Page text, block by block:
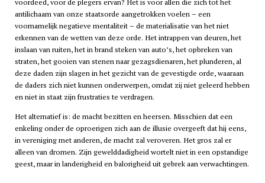
voordeed, voor de plegers ervan? Het is voor allen die zich tot het
antilichaam van onze staatsorde aangetrokken voelen – een
voornamelijk negatieve mentaliteit – de materialisatie van het niet
erkennen van de wetten van deze orde. Het intrappen van deuren, het
inslaan van ruiten, het in brand steken van auto’s, het opbreken van
straten, het gooien van stenen naar gezagsdienaren, het plunderen, al
deze daden zijn slagen in het gezicht van de gevestigde orde, waaraan
de daders zich niet kunnen onderwerpen, omdat zij niet geleerd hebben
en niet in staat zijn frustraties te verdragen.
Het alternatief is: de macht bezitten en heersen. Misschien dat een
enkeling onder de oproerigen zich aan de illusie overgeeft dat hij eens,
in vereniging met anderen, de macht zal veroveren. Het gros zal er
alleen van dromen. Zijn gewelddadigheid wortelt niet in een opstandige
geest, maar in landerigheid en balorigheid uit gebrek aan verwachtingen.